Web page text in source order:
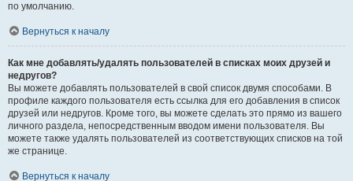
по умолчанию.
Вернуться к началу
Как мне добавлять/удалять пользователей в списках моих друзей и
недругов?
Вы можете добавлять пользователей в свой список двумя способами. В
профиле каждого пользователя есть ссылка для его добавления в список
друзей или недругов. Кроме того, вы можете сделать это прямо из вашего
личного раздела, непосредственным вводом имени пользователя. Вы
можете также удалять пользователей из соответствующих списков на той
же странице.
Вернуться к началу